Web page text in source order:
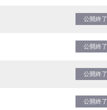
公開終了
公開終了
公開終了
公開終了